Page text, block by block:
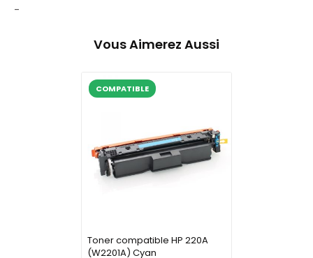
-
Vous Aimerez Aussi
COMPATIBLE
Toner compatible HP 220A
(W2201A) Cyan